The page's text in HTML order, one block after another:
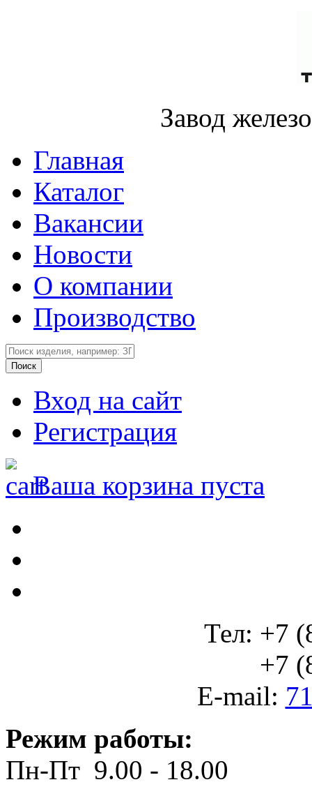
Завод
Главная
Каталог
Вакансии
Новости
О компании
Производство
Вход на сайт
Регистрация
Ваша корзина пуста
Тел: +7
+7
E-mail:
Режим работы:
Пн-Пт 9.00 - 18.00